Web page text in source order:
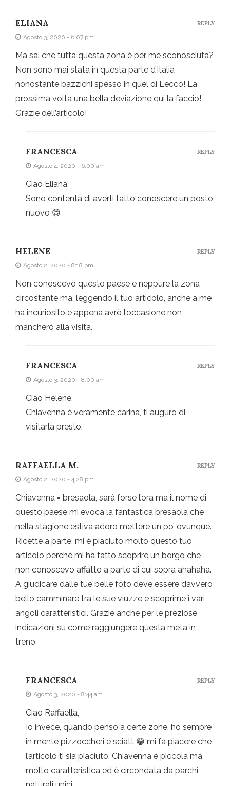
ELIANA
Agosto 3, 2020 - 6:07 pm
Ma sai che tutta questa zona è per me sconosciuta?
Non sono mai stata in questa parte d’Italia
nonostante bazzichi spesso in quel di Lecco! La
prossima volta una bella deviazione qui la faccio!
Grazie dell’articolo!
REPLY
FRANCESCA
Agosto 4, 2020 - 6:00 am
Ciao Eliana,
Sono contenta di averti fatto conoscere un posto
nuovo 😊
REPLY
HELENE
Agosto 2, 2020 - 8:18 pm
Non conoscevo questo paese e neppure la zona
circostante ma, leggendo il tuo articolo, anche a me
ha incuriosito e appena avrò l’occasione non
mancherò alla visita.
REPLY
FRANCESCA
Agosto 3, 2020 - 8:00 am
Ciao Helene,
Chiavenna è veramente carina, ti auguro di
visitarla presto.
REPLY
RAFFAELLA M.
Agosto 2, 2020 - 4:28 pm
Chiavenna = bresaola, sarà forse l’ora ma il nome di
questo paese mi evoca la fantastica bresaola che
nella stagione estiva adoro mettere un po’ ovunque.
Ricette a parte, mi è piaciuto molto questo tuo
articolo perchè mi ha fatto scoprire un borgo che
non conoscevo affatto a parte di cui sopra ahahaha.
A giudicare dalle tue belle foto deve essere davvero
bello camminare tra le sue viuzze e scoprirne i vari
angoli caratteristici. Grazie anche per le preziose
indicazioni su come raggiungere questa meta in
treno.
REPLY
FRANCESCA
Agosto 3, 2020 - 8:44 am
Ciao Raffaella,
Io invece, quando penso a certe zone, ho sempre
in mente pizzoccheri e sciatt 😁 mi fa piacere che
l’articolo ti sia piaciuto, Chiavenna è piccola ma
molto caratteristica ed è circondata da parchi
REPLY